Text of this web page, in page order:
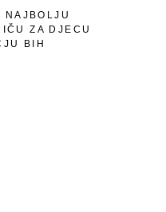
NAJBOLJU
ZA DJECU
BIH